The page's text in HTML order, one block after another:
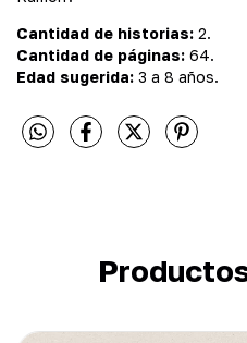
Cantidad de historias: 2.
Cantidad de páginas: 64.
Edad sugerida: 3 a 8 años.